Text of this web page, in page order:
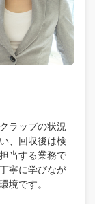
ラップの状況
、回収後は検
当する業務で
寧に学びなが
境です。